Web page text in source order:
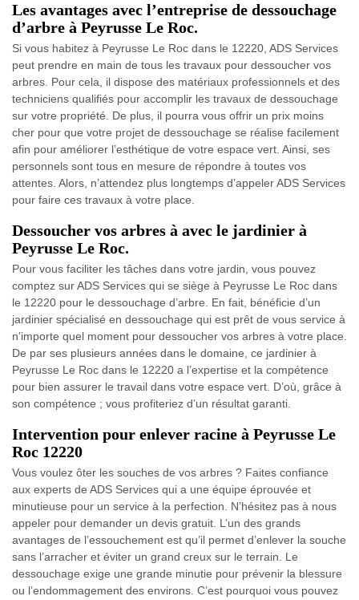
Les avantages avec l’entreprise de dessouchage
d’arbre à Peyrusse Le Roc.
Si vous habitez à Peyrusse Le Roc dans le 12220, ADS Services
peut prendre en main de tous les travaux pour dessoucher vos
arbres. Pour cela, il dispose des matériaux professionnels et des
techniciens qualifiés pour accomplir les travaux de dessouchage
sur votre propriété. De plus, il pourra vous offrir un prix moins
cher pour que votre projet de dessouchage se réalise facilement
afin pour améliorer l’esthétique de votre espace vert. Ainsi, ses
personnels sont tous en mesure de répondre à toutes vos
attentes. Alors, n’attendez plus longtemps d’appeler ADS Services
pour faire ces travaux à votre place.
Dessoucher vos arbres à avec le jardinier à
Peyrusse Le Roc.
Pour vous faciliter les tâches dans votre jardin, vous pouvez
comptez sur ADS Services qui se siège à Peyrusse Le Roc dans
le 12220 pour le dessouchage d’arbre. En fait, bénéficie d’un
jardinier spécialisé en dessouchage qui est prêt de vous service à
n’importe quel moment pour dessoucher vos arbres à votre place.
De par ses plusieurs années dans le domaine, ce jardinier à
Peyrusse Le Roc dans le 12220 a l’expertise et la compétence
pour bien assurer le travail dans votre espace vert. D’où, grâce à
son compétence ; vous profiteriez d’un résultat garanti.
Intervention pour enlever racine à Peyrusse Le
Roc 12220
Vous voulez ôter les souches de vos arbres ? Faites confiance
aux experts de ADS Services qui a une équipe éprouvée et
minutieuse pour un service à la perfection. N’hésitez pas à nous
appeler pour demander un devis gratuit. L’un des grands
avantages de l’essouchement est qu’il permet d’enlever la souche
sans l’arracher et éviter un grand creux sur le terrain. Le
dessouchage exige une grande minutie pour prévenir la blessure
ou l’endommagement des environs. C’est pourquoi vous pouvez